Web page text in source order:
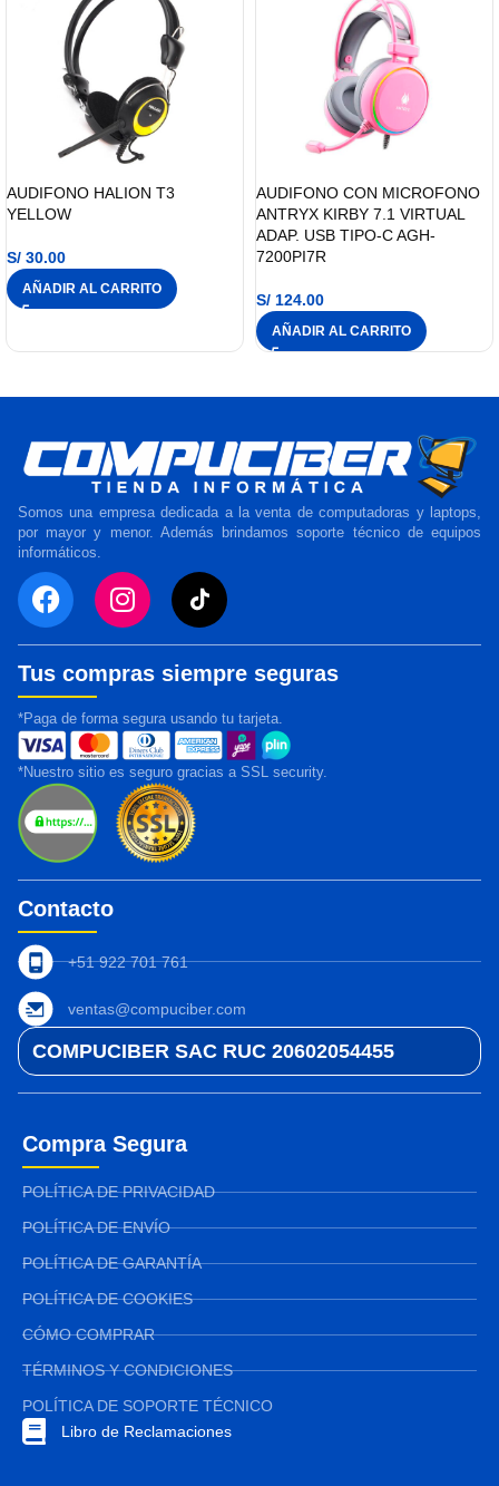
AUDIFONO HALION T3
YELLOW
S/ 30.00
AÑADIR AL CARRITO
AUDIFONO CON MICROFONO
ANTRYX KIRBY 7.1 VIRTUAL
ADAP. USB TIPO-C AGH-
7200PI7R
S/ 124.00
AÑADIR AL CARRITO
Somos una empresa dedicada a la venta de computadoras y laptops,
por mayor y menor. Además brindamos soporte técnico de equipos
informáticos.
Tus compras siempre seguras
*Paga de forma segura usando tu tarjeta.
*Nuestro sitio es seguro gracias a SSL security.
Contacto
+51 922 701 761
ventas@compuciber.com
COMPUCIBER SAC RUC 20602054455
Compra Segura
POLÍTICA DE PRIVACIDAD
POLÍTICA DE ENVÍO
POLÍTICA DE GARANTÍA
POLÍTICA DE COOKIES
CÓMO COMPRAR
TÉRMINOS Y CONDICIONES
POLÍTICA DE SOPORTE TÉCNICO
Libro de Reclamaciones